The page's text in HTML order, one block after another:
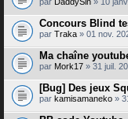
Concours Blind
par Traka » 01 nov.
Ma chaîne
par Mork17 » 31 juil.
[Bug] Des jeux
par kamisamaneko »